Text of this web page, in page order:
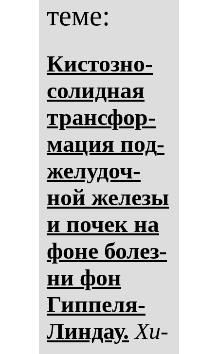
теме:
Кис­тоз­но-
со­лид­ная
тран­сфор­
ма­ция под­
же­лу­доч­
ной же­ле­зы
и по­чек на
фо­не бо­лез­
ни фон
Гип­пе­ля-
Лин­дау. Хи­